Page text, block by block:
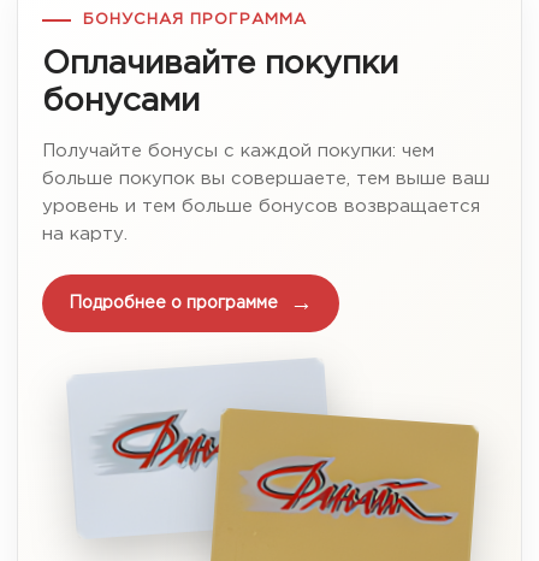
БОНУСНАЯ ПРОГРАММА
Оплачивайте покупки
бонусами
Получайте бонусы с каждой покупки: чем
больше покупок вы совершаете, тем выше ваш
уровень и тем больше бонусов возвращается
на карту.
Подробнее о программе